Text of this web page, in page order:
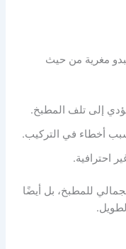
مغرية من حيث
إلى تلف المطبخ.
أخطاء في التركيب.
احترافية.
للمطبخ، بل أيضًا